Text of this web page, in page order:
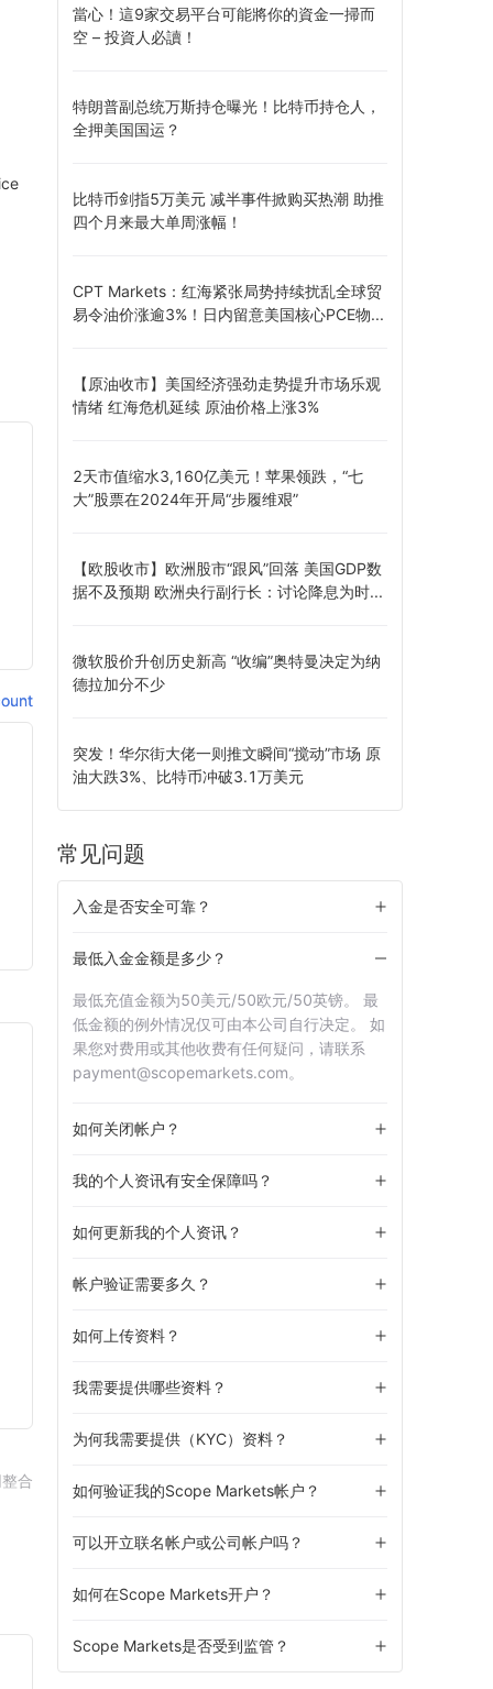
合
當心！這9家交易平台可能將你的資金一掃而
空 – 投資人必讀！
特朗普副总统万斯持仓曝光！比特币持仓人，
全押美国国运？
比特币剑指5万美元 减半事件掀购买热潮 助推
四个月来最大单周涨幅！
CPT Markets：红海紧张局势持续扰乱全球贸
易令油价涨逾3%！日内留意美国核心PCE物...
【原油收市】美国经济强劲走势提升市场乐观
情绪 红海危机延续 原油价格上涨3%
2天市值缩水3,160亿美元！苹果领跌，“七
大”股票在2024年开局“步履维艰”
【欧股收市】欧洲股市“跟风”回落 美国GDP数
据不及预期 欧洲央行副行长：讨论降息为时...
微软股价升创历史新高 “收编”奥特曼决定为纳
德拉加分不少
突发！华尔街大佬一则推文瞬间“搅动”市场 原
油大跌3%、比特币冲破3.1万美元
常见问题
入金是否安全可靠？
最低入金金额是多少？
最低充值金额为50美元/50欧元/50英镑。 最
低金额的例外情况仅可由本公司自行决定。 如
果您对费用或其他收费有任何疑问，请联系
payment@scopemarkets.com。
如何关闭帐户？
我的个人资讯有安全保障吗？
如何更新我的个人资讯？
帐户验证需要多久？
如何上传资料？
我需要提供哪些资料？
为何我需要提供（KYC）资料？
如何验证我的Scope Markets帐户？
可以开立联名帐户或公司帐户吗？
如何在Scope Markets开户？
Scope Markets是否受到监管？